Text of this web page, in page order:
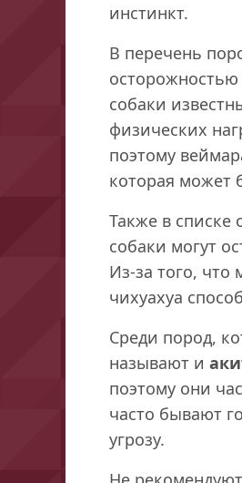
инстинкт.
В перечень
собаки
физических
поэтому
которая может
Также в списке
собаки могут
Из-за того, что
чихуахуа
Среди пород,
называют и
поэтому они
часто бывают
угрозу.